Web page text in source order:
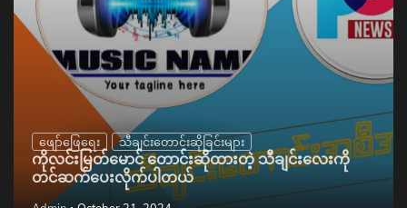
ဖျော်ဖြေရေး သီချင်းတောင်းဆိုခြင်းများ
ကိုလင်းမြတ်မောင် တောင်းဆိုထားတဲ့ သီချင်းလေးကို
တင်ဆက်ပေးလိုက်ပါတယ်